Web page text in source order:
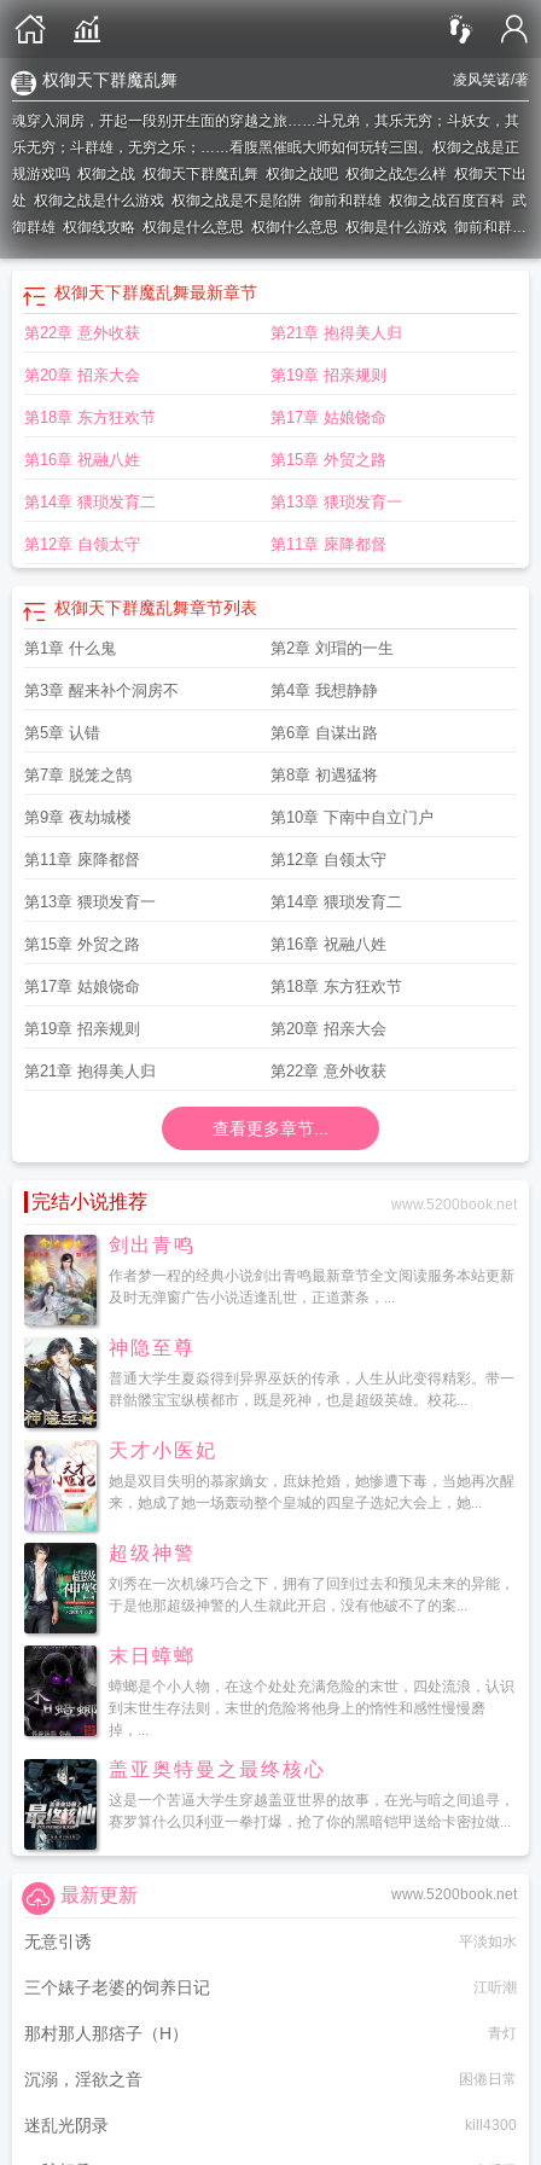
凌风笑诺/著
权御天下群魔乱舞
魂穿入洞房，开起一段别开生面的穿越之旅……斗兄弟，其乐无穷；斗妖女，其
乐无穷；斗群雄，无穷之乐；……看腹黑催眠大师如何玩转三国。 权御之战是正
规游戏吗 权御之战 权御天下群魔乱舞 权御之战吧 权御之战怎么样 权御天下出
处 权御之战是什么游戏 权御之战是不是陷阱 御前和群雄 权御之战百度百科 武
御群雄 权御线攻略 权御是什么意思 权御什么意思 权御是什么游戏 御前和群雄
割据权御之战贴吧群雄割据和御前权御之战官方网站权御群雄起点权御之战
权御天下群魔乱舞最新章节
第22章 意外收获 第21章 抱得美人归
第20章 招亲大会 第19章 招亲规则
第18章 东方狂欢节 第17章 姑娘饶命
第16章 祝融八姓 第15章 外贸之路
第14章 猥琐发育二 第13章 猥琐发育一
第12章 自领太守 第11章 庲降都督
权御天下群魔乱舞章节列表
第1章 什么鬼 第2章 刘瑁的一生
第3章 醒来补个洞房不 第4章 我想静静
第5章 认错 第6章 自谋出路
第7章 脱笼之鹄 第8章 初遇猛将
第9章 夜劫城楼 第10章 下南中自立门户
第11章 庲降都督 第12章 自领太守
第13章 猥琐发育一 第14章 猥琐发育二
第15章 外贸之路 第16章 祝融八姓
第17章 姑娘饶命 第18章 东方狂欢节
第19章 招亲规则 第20章 招亲大会
第21章 抱得美人归 第22章 意外收获
查看更多章节...
完结小说推荐 www.5200book.net
剑出青鸣
作者梦一程的经典小说剑出青鸣最新章节全文阅读服务本站更新
及时无弹窗广告小说适逢乱世，正道萧条，...
神隐至尊
普通大学生夏焱得到异界巫妖的传承，人生从此变得精彩。带一
群骷髅宝宝纵横都市，既是死神，也是超级英雄。校花...
天才小医妃
她是双目失明的慕家嫡女，庶妹抢婚，她惨遭下毒，当她再次醒
来，她成了她一场轰动整个皇城的四皇子选妃大会上，她...
超级神警
刘秀在一次机缘巧合之下，拥有了回到过去和预见未来的异能，
于是他那超级神警的人生就此开启，没有他破不了的案...
末日蟑螂
蟑螂是个小人物，在这个处处充满危险的末世，四处流浪，认识
到末世生存法则，末世的危险将他身上的惰性和感性慢慢磨
掉，...
盖亚奥特曼之最终核心
这是一个苦逼大学生穿越盖亚世界的故事，在光与暗之间追寻，
赛罗算什么贝利亚一拳打爆，抢了你的黑暗铠甲送给卡密拉做...
www.5200book.net
最新更新
无意引诱 平淡如水
三个婊子老婆的饲养日记 江听潮
那村那人那痞子（H） 青灯
沉溺，淫欲之音 困倦日常
迷乱光阴录 kill4300